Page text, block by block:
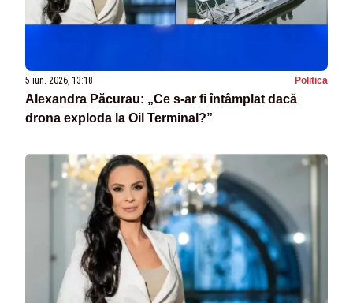
5 iun. 2026, 13:18 Politica
Alexandra Păcurau: „Ce s-ar fi întâmplat dacă
drona exploda la Oil Terminal?”